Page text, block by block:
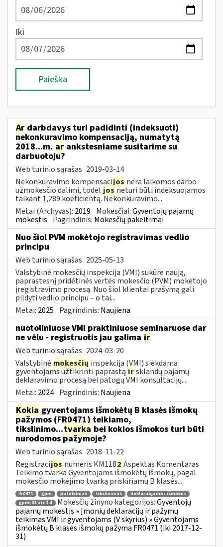
Iki
Paieška
Ar darbdavys turi padidinti (indeksuoti)
nekonkuravimo kompensaciją, numatytą
2018...m. ar ankstesniame susitarime su
darbuotoju?
Web turinio sąrašas 2019-03-14
Nekonkuravimo kompensacijos nėra laikomos darbo
užmokesčio dalimi, todėl josneturi būti indeksuojamos
taikant 1,289 koeficientą. Nekonkuravimo...
Metai (Archyvas): 2019 Mokesčiai:Gyventojų pajamų
mokestis Pagrindinis: Mokesčių pakeitimai
Nuo šiol PVM mokėtojo registravimas vedlio
principu
Web turinio sąrašas 2025-05-13
Valstybinė mokesčių inspekcija (VMI) sukūrė naują,
paprastesnį pridėtinės vertės mokesčio (PVM) mokėtojo
įregistravimo procesą. Nuo šiol klientai prašymą gali
pildyti vedlio principu – o tai...
Metai: 2025 Pagrindinis: Naujiena
nuotoliniuose VMI praktiniuose seminaruose dar
ne vėlu - registruotis jau galima ir
Web turinio sąrašas 2024-03-20
Valstybinė mokesčių inspekcija (VMI) siekdama
gyventojams užtikrinti paprastą irsklandų pajamų
deklaravimo procesą bei patogų VMI konsultacijų...
Metai: 2024 Pagrindinis: Naujiena
Kokia gyventojams išmokėtų B klasės išmokų
pažymos (FR0471) teikiamo,
tikslinimo...tvarka bei kokios išmokos turi būti
nurodomos pažymoje?
Web turinio sąrašas 2018-11-22
Registracijos numeris KM1182 Aspektas Komentaras
Teikimo tvarka Gyventojams išmokėtų išmokų, pagal
mokesčio mokėjimo tvarką priskiriamų B klasės...
fr0471 gpm pateikimas tikslinimas
deklaruojamos išmokos
gpmį 33 str 2 d
Mokesčių žinyno kategorijos:Gyventojų
pajamų mokestis » Įmonių deklaracijų ir pažymų
teikimas VMI ir gyventojams (V skyrius) » Gyventojams
išmokėtų B klasės išmokų pažyma FR0471 (iki 2017-12-
31)